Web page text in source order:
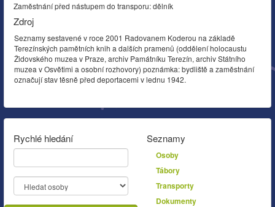
Zaměstnání před nástupem do transporu: dělník
Zdroj
Seznamy sestavené v roce 2001 Radovanem Koderou na základě
Terezínských pamětních knih a dalších pramenů (oddělení holocaustu
Židovského muzea v Praze, archiv Památníku Terezín, archiv Státního
muzea v Osvětimi a osobní rozhovory) poznámka: bydliště a zaměstnání
označují stav těsně před deportacemi v lednu 1942.
Rychlé hledání Seznamy
Osoby
Tábory
Transporty
Dokumenty